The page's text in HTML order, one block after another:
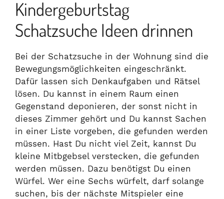
Kindergeburtstag
Schatzsuche Ideen drinnen
Bei der Schatzsuche in der Wohnung sind die
Bewegungsmöglichkeiten eingeschränkt.
Dafür lassen sich Denkaufgaben und Rätsel
lösen. Du kannst in einem Raum einen
Gegenstand deponieren, der sonst nicht in
dieses Zimmer gehört und Du kannst Sachen
in einer Liste vorgeben, die gefunden werden
müssen. Hast Du nicht viel Zeit, kannst Du
kleine Mitbgebsel verstecken, die gefunden
werden müssen. Dazu benötigst Du einen
Würfel. Wer eine Sechs würfelt, darf solange
suchen, bis der nächste Mitspieler eine